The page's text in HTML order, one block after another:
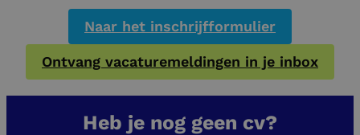
Naar het inschrijfformulier
Ontvang vacaturemeldingen in je inbox
Heb je nog geen cv?